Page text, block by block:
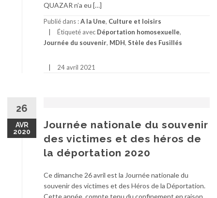
QUAZAR n’a eu […]
Publié dans :A la Une, Culture et loisirs
Étiqueté avec Déportation homosexuelle,
Journée du souvenir, MDH, Stèle des Fusillés
24 avril 2021
26
AVR
2020
Journée nationale du souvenir
des victimes et des héros de
la déportation 2020
Ce dimanche 26 avril est la Journée nationale du
souvenir des victimes et des Héros de la Déportation.
Cette année, compte tenu du confinement en raison